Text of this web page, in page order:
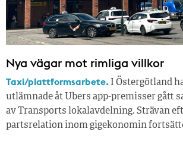
Nya vägar mot rimliga villkor
Taxi/plattformsarbete. I Östergötland
utlämnade åt Ubers app-premisser gått
av Transports lokalavdelning. Strävan
partsrelation inom gigekonomin